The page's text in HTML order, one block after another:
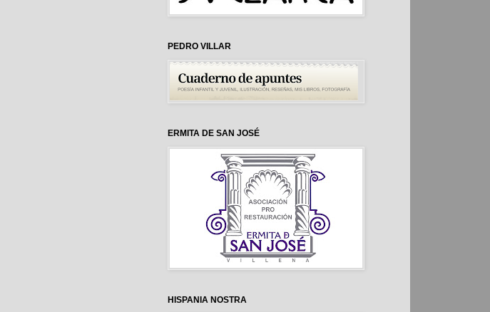
PEDRO VILLAR
ERMITA DE SAN JOSÉ
HISPANIA NOSTRA